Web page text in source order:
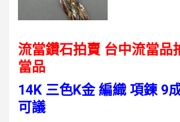
流當鑽石拍賣 台中流當品
當品
14K 三色K金 編織 項鍊 9
可議